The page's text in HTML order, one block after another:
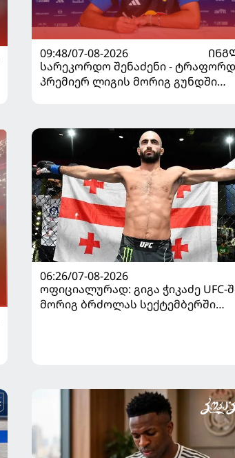
09:48/07-08-2026
სარეკორდო შენაძენი -
პრემიერ ლიგის მორიგ გუნდში
06:26/07-08-2026
ოფიციალურად: გიგა ჭიკაძე UFC-
მორიგ ბრძოლას სექტემბერში